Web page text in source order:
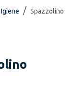
Igiene / Spazzolino